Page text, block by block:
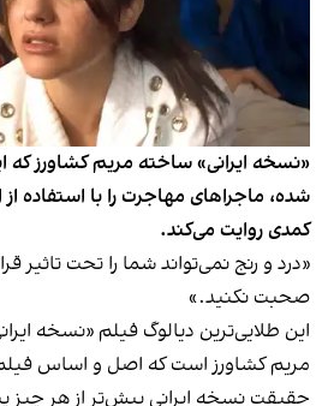
«نسخه ایرانی» ساخته مریم کشاورز که
شده، ماجراهای مهاجرت را با استفاده
کمدی روایت می‌کند.
«درد و رنج نمی‌تواند شما را تحت تاثیر
صحبت نکنید.»
این طلایی‌ترین دیالوگ فیلم «نسخه
مریم کشاورز است که اصل و اساس فیلم
حقیقت نسخه ایرانی بیش‌تر از هر چیز